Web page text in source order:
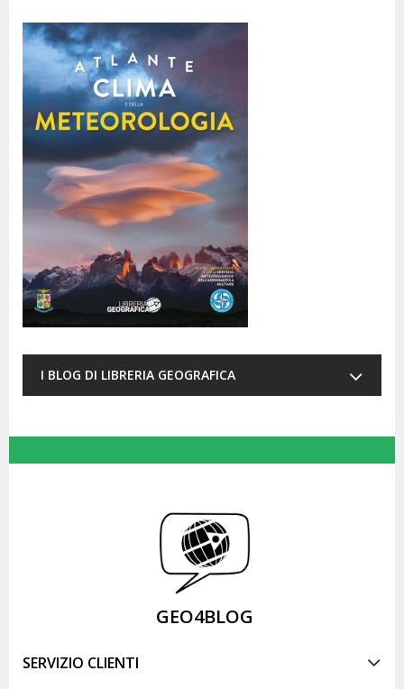
I BLOG DI LIBRERIA GEOGRAFICA
GEO4BLOG
SERVIZIO CLIENTI